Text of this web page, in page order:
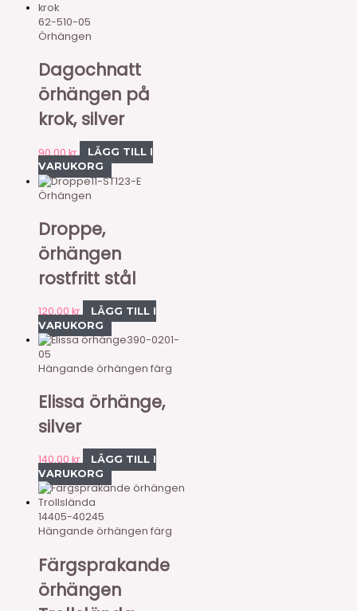
62-510-05
Örhängen
Dagochnatt
örhängen på
krok, silver
90,00kr
LÄGG TILL I
VARUKORG
11-ST123-E
Örhängen
Droppe,
örhängen
rostfritt stål
120,00 kr
LÄGG TILL I
VARUKORG
390-0201-
05
Hängande örhängen färg
Elissa örhänge,
silver
140,00 kr
LÄGG TILL I
VARUKORG
14405-40245
Hängande örhängen färg
Färgsprakande
örhängen